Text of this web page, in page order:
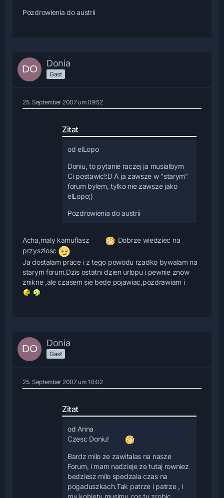
Pozdrowienia do austrii
Donia
Gast
25. September 2007 um 09:52
Zitat
od elLopo
Doniu, to pytanie raczej ja musialbym
Ci postawic!:D A ja zawsze w "starym"
forum bylem, tylko nie zawsze jako
elLopo;)
Pozdrowienia do austrii
Acha,maly kamuflasz
Dobrze wiedziec na
przyszlosc
Ja dostalam prace i z tego powodu rzadko bywalam na
starym forum.Dzis ostatni dzien urlopu i pewnie znow
znikne ,ale czasem sie bede pojawiac,pozdrawiam i
Donia
Gast
25. September 2007 um 10:02
Zitat
od Anna
Czesc Doniu!
Bardz milo ze zawitalas na nasze
Forum, i mam nadzieje ze tutaj rowniez
bedziesz milo spedzala czas na
pogaduszkach.Tak patrze i patrze , i
my kobiety musimy cos tu zrobic,